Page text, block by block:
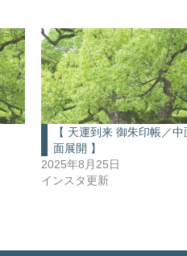
【 天運到来 御朱印帳／
面展開 】
2025年8月25日
インスタ更新